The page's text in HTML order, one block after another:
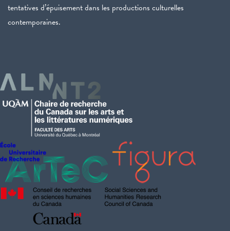
tentatives d’épuisement dans les productions culturelles
contemporaines.